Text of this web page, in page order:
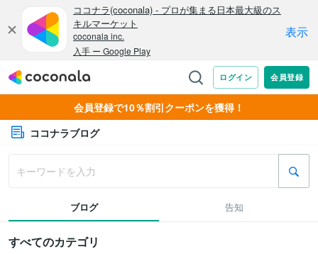
会員登録で10％割引クーポンを獲得！
ココナラブログ
ブログ 告知
すべてのカテゴリ